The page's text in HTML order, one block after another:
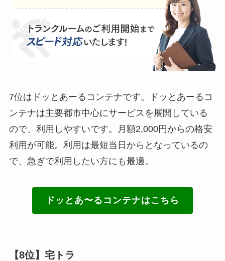
7位はドッとあーるコンテナです。ドッとあーるコ
ンテナは主要都市中心にサービスを展開している
ので、利用しやすいです。月額2,000円からの格安
利用が可能。利用は最短当日からとなっているの
で、急ぎで利用したい方にも最適。
ドッとあ〜るコンテナはこちら
【8位】宅トラ